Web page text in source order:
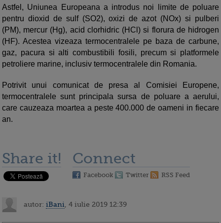
Astfel, Uniunea Europeana a introdus noi limite de poluare
pentru dioxid de sulf (SO2), oxizi de azot (NOx) si pulberi
(PM), mercur (Hg), acid clorhidric (HCl) si florura de hidrogen
(HF). Acestea vizeaza termocentralele pe baza de carbune,
gaz, pacura si alti combustibili fosili, precum si platformele
petroliere marine, inclusiv termocentralele din Romania.
Potrivit unui comunicat de presa al Comisiei Europene,
termocentralele sunt principala sursa de poluare a aerului,
care cauzeaza moartea a peste 400.000 de oameni in fiecare
an.
Share it! Connect
Facebook Twitter RSS Feed
autor: iBani , 4 iulie 2019 12:39